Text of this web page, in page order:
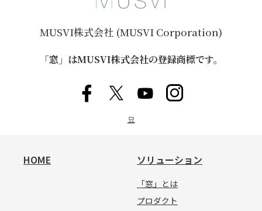
MUSVI株式会社 (MUSVI Corporation)
「窓」はMUSVI株式会社の登録商標です。
묘
HOME ソリューション
「窓」とは
プロダクト